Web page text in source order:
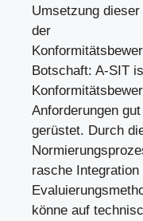
Umsetzung
der
Botschaft: A-SIT
Anforderungen gut
gerüstet. Durch
rasche
könne auf